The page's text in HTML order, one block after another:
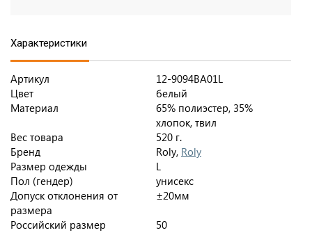
Характеристики
Артикул
12-9094BA01L
Цвет
белый
Материал
65% полиэстер, 35%
хлопок, твил
Вес товара
520 г.
Бренд
Roly, Roly
Размер одежды
L
Пол (гендер)
унисекс
Допуск отклонения от
размера
±20мм
Российский размер
50